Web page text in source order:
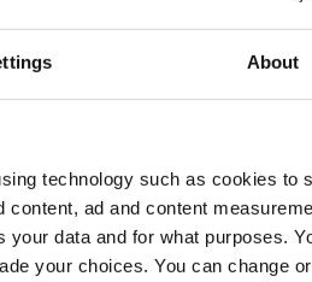
About
technology such as cookies to
ad and content
data and for what purposes.
your choices. You can change or
intäkterna men